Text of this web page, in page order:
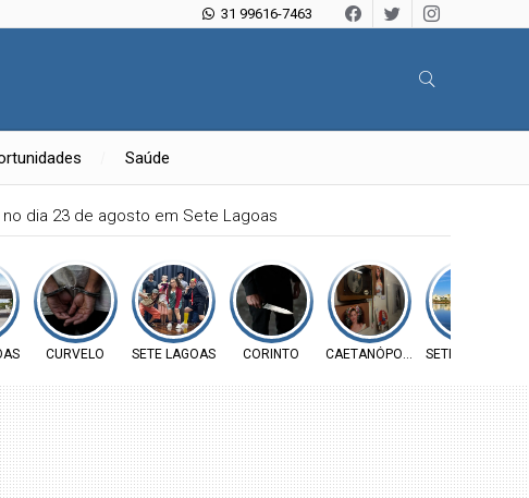
31 99616-7463
Saúde
dia 23 de agosto em Sete Lagoas
CURVELO SETE LAGOAS CORINTO CAETANÓPOLIS SETE LAGOAS